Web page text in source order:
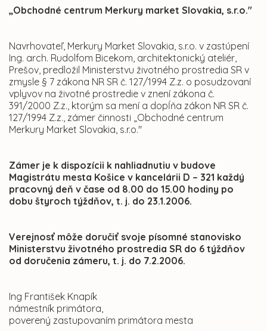
„Obchodné centrum Merkury market Slovakia, s.r.o."
Navrhovateľ, Merkury Market Slovakia, s.r.o. v zastúpení
Ing. arch. Rudolfom Bicekom, architektonický ateliér,
Prešov, predložil Ministerstvu životného prostredia SR v
zmysle § 7 zákona NR SR č. 127/1994 Z.z. o posudzovaní
vplyvov na životné prostredie v znení zákona č.
391/2000 Z.z., ktorým sa mení a dopĺňa zákon NR SR č.
127/1994 Z.z., zámer činnosti „Obchodné centrum
Merkury Market Slovakia, s.r.o."
Zámer je k dispozícii k nahliadnutiu v budove
Magistrátu mesta Košice v kancelárii D – 321 každý
pracovný deň v čase od 8.00 do 15.00 hodiny po
dobu štyroch týždňov, t. j. do 23.1.2006.
Verejnosť môže doručiť svoje písomné stanovisko
Ministerstvu životného prostredia SR do 6 týždňov
od doručenia zámeru, t. j. do 7.2.2006.
Ing František Knapík
námestník primátora,
poverený zastupovaním primátora mesta